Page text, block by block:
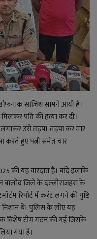
साजिश सामने आयी है।
पति की हत्या कर दी।
उसे तड़पा-तड़पा कर मार
करते हुए पत्नी समेत चार
की यह वारदात है। बांदे इलाके
जिले के दल्लीराजहरा के
रिपोर्ट में करंट लगने की पुष्टि
थे। पुलिस के लोए यह
विशेष टीम गठन की गई जिसके
गया है।